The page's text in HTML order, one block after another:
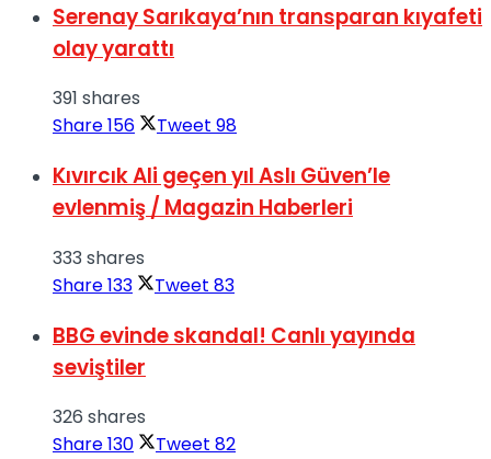
Serenay Sarıkaya’nın transparan kıyafeti
olay yarattı
391 shares
Share156 Tweet 98
Kıvırcık Ali geçen yıl Aslı Güven’le
evlenmiş / Magazin Haberleri
333 shares
Share133 Tweet 83
BBG evinde skandal! Canlı yayında
seviştiler
326 shares
Share130 Tweet 82